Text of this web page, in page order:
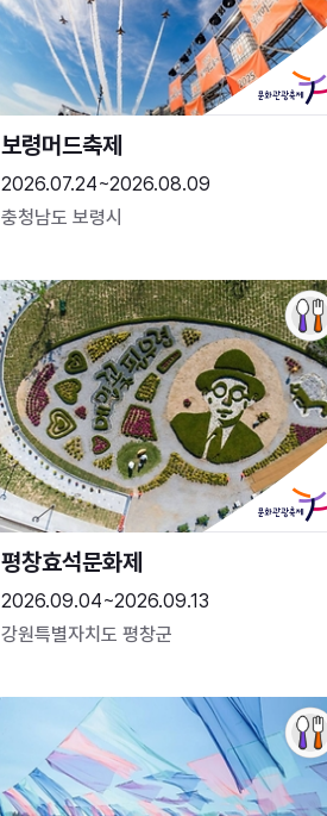
보령머드축제
2026.07.24~2026.08.09
충청남도 보령시
평창효석문화제
2026.09.04~2026.09.13
강원특별자치도 평창군